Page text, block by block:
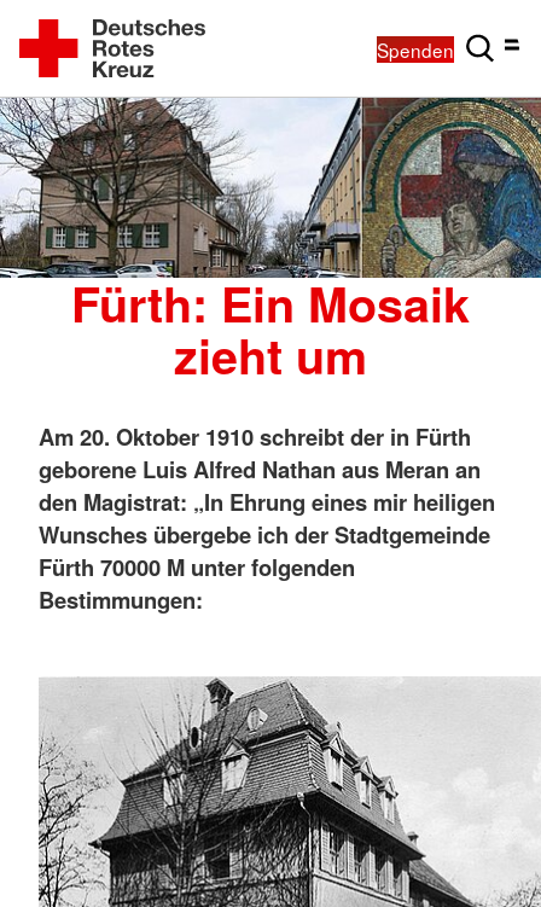
Spenden
Fürth: Ein Mosaik
zieht um
Am 20. Oktober 1910 schreibt der in Fürth
geborene Luis Alfred Nathan aus Meran an
den Magistrat: „In Ehrung eines mir heiligen
Wunsches übergebe ich der Stadtgemeinde
Fürth 70000 M unter folgenden
Bestimmungen: